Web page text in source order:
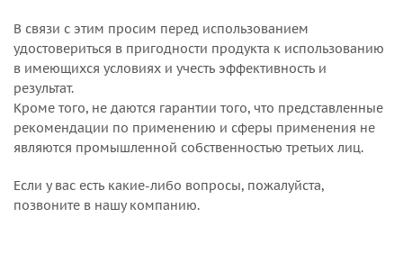
В связи с этим просим перед использованием
удостовериться в пригодности продукта к использованию
в имеющихся условиях и учесть эффективность и
результат.
Кроме того, не даются гарантии того, что представленные
рекомендации по применению и сферы применения не
являются промышленной собственностью третьих лиц.
Если у вас есть какие-либо вопросы, пожалуйста,
позвоните в нашу компанию.